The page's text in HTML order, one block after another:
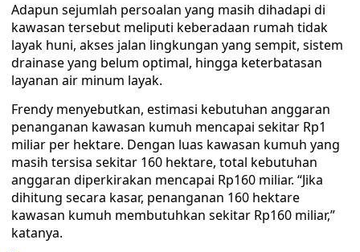
Adapun sejumlah persoalan yang masih dihadapi di
kawasan tersebut meliputi keberadaan rumah tidak
layak huni, akses jalan lingkungan yang sempit, sistem
drainase yang belum optimal, hingga keterbatasan
layanan air minum layak.
Frendy menyebutkan, estimasi kebutuhan anggaran
penanganan kawasan kumuh mencapai sekitar Rp1
miliar per hektare. Dengan luas kawasan kumuh yang
masih tersisa sekitar 160 hektare, total kebutuhan
anggaran diperkirakan mencapai Rp160 miliar. “Jika
dihitung secara kasar, penanganan 160 hektare
kawasan kumuh membutuhkan sekitar Rp160 miliar,”
katanya.